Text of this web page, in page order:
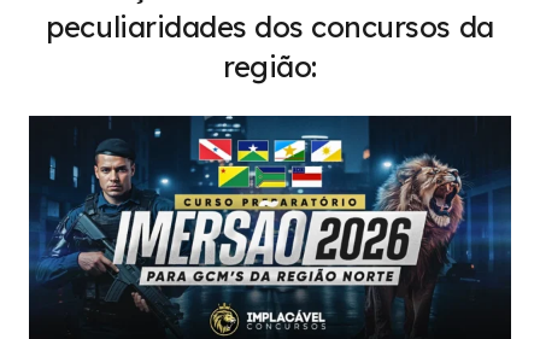
peculiaridades dos concursos da
região: